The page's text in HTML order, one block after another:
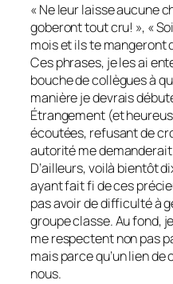
« Ne leur laisse aucune
goberont tout cru! », «
mois et ils te mangeront
Ces phrases, je les ai
bouche de collègues à
manière je devrais
Étrangement (et
écoutées, refusant de
autorité me demanderait
D’ailleurs, voilà bientôt
ayant fait fi de ces
pas avoir de difficulté à
groupe classe. Au fond,
me respectent non pas
mais parce qu’un lien
nous.